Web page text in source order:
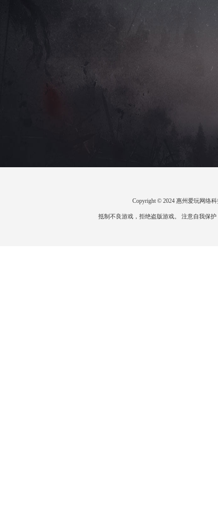
Copyright © 2024 惠州爱玩网络
抵制不良游戏，拒绝盗版游戏。 注意自我保